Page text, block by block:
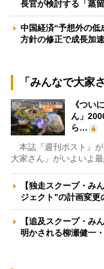
長官が検討する「蒸
中国経済“予想外の
方針の修正で成長加
「みんなで大家
《つい
ん」
ら…
本誌『週刊ポスト』
大家さん」がいよいよ
【独走スクープ・み
ジェクト”の計画変
【追及スクープ・み
明かされる柳瀬健一